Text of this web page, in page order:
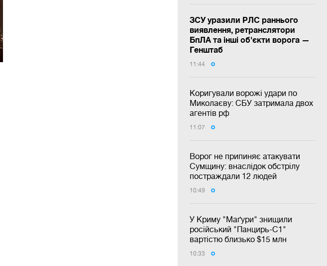
ЗСУ уразили РЛС раннього
виявлення, ретранслятори
БпЛА та інші об'єкти ворога —
Генштаб
11:44
Коригували ворожі удари по
Миколаєву: СБУ затримала двох
агентів рф
11:07
Ворог не припиняє атакувати
Сумщину: внаслідок обстрілу
постраждали 12 людей
10:49
У Криму "Маґури" знищили
російський "Панцирь-С1"
вартістю близько $15 млн
10:33